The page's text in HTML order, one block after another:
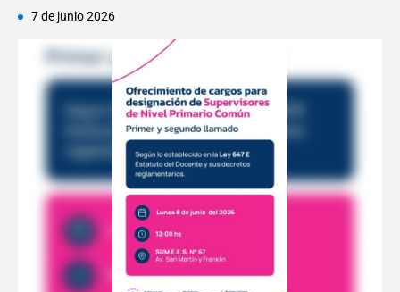
7 de junio 2026